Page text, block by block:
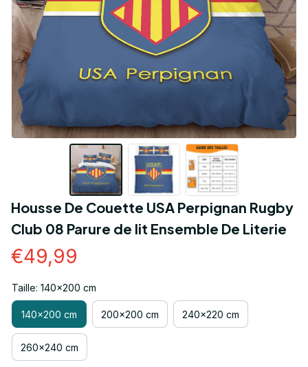
Housse De Couette USA Perpignan Rugby
Club 08 Parure de lit Ensemble De Literie
€49,99
Taille: 140x200 cm
140x200 cm 200x200 cm 240x220 cm
260x240 cm